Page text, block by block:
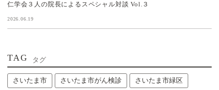
仁学会３人の院長によるスペシャル対談 Vol.３
2026.06.19
TAG タグ
さいたま市 さいたま市がん検診 さいたま市緑区